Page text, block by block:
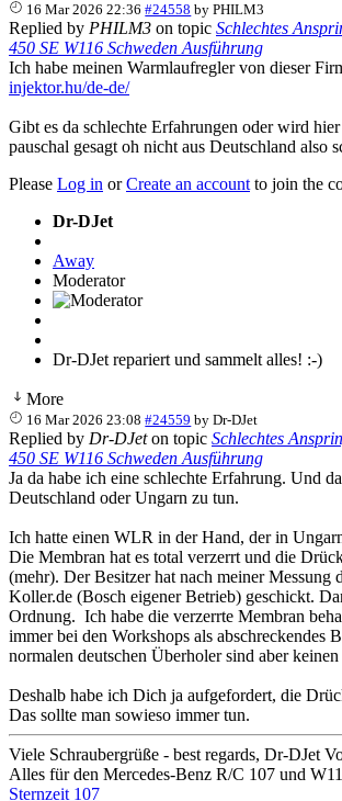
16 Mar 2026 22:36 #24558 byPHILM3
Replied by PHILM3 on topic Schlechtes
450 SE W116 Schweden Ausführung
Ich habe meinen Warmlaufregler von dieser
injektor.hu/de-de/
Gibt es da schlechte Erfahrungen oder wird
pauschal gesagt oh nicht aus Deutschland also
Please Log in orCreate an account to join the
Dr-DJet
Away
Moderator
Dr-DJet repariert und sammelt alles! :-)
More
16 Mar 2026 23:08 #24559 byDr-DJet
Replied by Dr-DJeton topic Schlechtes
450 SE W116 Schweden Ausführung
Ja da habe ich eine schlechte Erfahrung. Und
Deutschland oder Ungarn zu tun.
Ich hatte einen WLR in der Hand, der in
Die Membran hat es total verzerrt und die
(mehr). Der Besitzer hat nach meiner Messung
Koller.de (Bosch eigener Betrieb) geschickt.
Ordnung. Ich habe die verzerrte Membran
immer bei den Workshops als abschreckendes
normalen deutschen Überholer sind aber keinen
Deshalb habe ich Dich ja aufgefordert, die
Das sollte man sowieso immer tun.
Viele Schraubergrüße - best regards, Dr-DJet
Alles für den Mercedes-Benz R/C 107 und
Sternzeit 107